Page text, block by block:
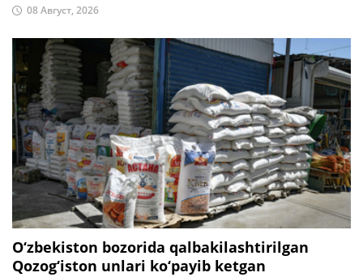
08 Август, 2026
O‘zbekiston bozorida qalbakilashtirilgan
Qozog‘iston unlari ko‘payib ketgan